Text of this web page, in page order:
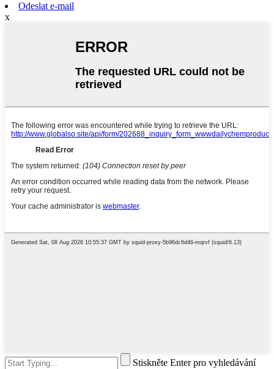
Odeslat e-mail
x
Stiskněte Enter pro vyhledávání